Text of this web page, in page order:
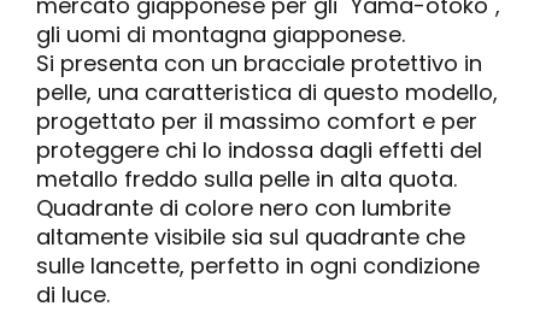
gli uomi di montagna giapponese.
Si presenta con un bracciale protettivo in
pelle, una caratteristica di questo modello,
progettato per il massimo comfort e per
proteggere chi lo indossa dagli effetti del
metallo freddo sulla pelle in alta quota.
Quadrante di colore nero con lumbrite
altamente visibile sia sul quadrante che
sulle lancette, perfetto in ogni condizione
di luce.